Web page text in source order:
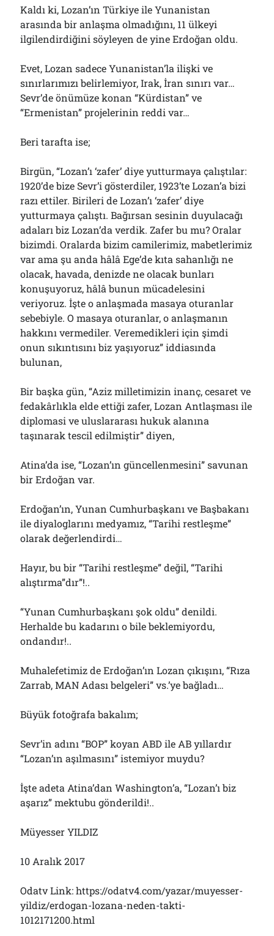
Kaldı ki, Lozan’ın Türkiye ile Yunanistan
arasında bir anlaşma olmadığını, 11 ülkeyi
ilgilendirdiğini söyleyen de yine Erdoğan oldu.
Evet, Lozan sadece Yunanistan’la ilişki ve
sınırlarımızı belirlemiyor, Irak, İran sınırı var…
Sevr’de önümüze konan “Kürdistan” ve
“Ermenistan” projelerinin reddi var…
Beri tarafta ise;
Birgün, “Lozan’ı ‘zafer’ diye yutturmaya çalıştılar:
1920’de bize Sevr’i gösterdiler, 1923’te Lozan’a bizi
razı ettiler. Birileri de Lozan’ı ‘zafer’ diye
yutturmaya çalıştı. Bağırsan sesinin duyulacağı
adaları biz Lozan’da verdik. Zafer bu mu? Oralar
bizimdi. Oralarda bizim camilerimiz, mabetlerimiz
var ama şu anda hâlâ Ege’de kıta sahanlığı ne
olacak, havada, denizde ne olacak bunları
konuşuyoruz, hâlâ bunun mücadelesini
veriyoruz. İşte o anlaşmada masaya oturanlar
sebebiyle. O masaya oturanlar, o anlaşmanın
hakkını vermediler. Veremedikleri için şimdi
onun sıkıntısını biz yaşıyoruz” iddiasında
bulunan,
Bir başka gün, “Aziz milletimizin inanç, cesaret ve
fedakârlıkla elde ettiği zafer, Lozan Antlaşması ile
diplomasi ve uluslararası hukuk alanına
taşınarak tescil edilmiştir” diyen,
Atina’da ise, “Lozan’ın güncellenmesini” savunan
bir Erdoğan var.
Erdoğan’ın, Yunan Cumhurbaşkanı ve Başbakanı
ile diyaloglarını medyamız, “Tarihi restleşme”
olarak değerlendirdi…
Hayır, bu bir “Tarihi restleşme” değil, “Tarihi
alıştırma”dır”!..
“Yunan Cumhurbaşkanı şok oldu” denildi.
Herhalde bu kadarını o bile beklemiyordu,
ondandır!..
Muhalefetimiz de Erdoğan’ın Lozan çıkışını, “Rıza
Zarrab, MAN Adası belgeleri” vs.’ye bağladı…
Büyük fotoğrafa bakalım;
Sevr’in adını “BOP” koyan ABD ile AB yıllardır
“Lozan’ın aşılmasını” istemiyor muydu?
İşte adeta Atina’dan Washington’a, “Lozan’ı biz
aşarız” mektubu gönderildi!..
Müyesser YILDIZ
10 Aralık 2017
Odatv Link: https://odatv4.com/yazar/muyesser-
yildiz/erdogan-lozana-neden-takti-
1012171200.html